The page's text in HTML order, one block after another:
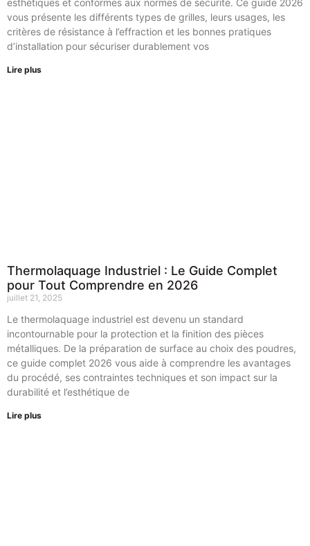
vous présente les différents types de grilles, leurs usages, les
critères de résistance à l’effraction et les bonnes pratiques
d’installation pour sécuriser durablement vos
Lire plus
Thermolaquage Industriel : Le Guide Complet
pour Tout Comprendre en 2026
juillet 21, 2025
Le thermolaquage industriel est devenu un standard
incontournable pour la protection et la finition des pièces
métalliques. De la préparation de surface au choix des poudres,
ce guide complet 2026 vous aide à comprendre les avantages
du procédé, ses contraintes techniques et son impact sur la
durabilité et l’esthétique de
Lire plus